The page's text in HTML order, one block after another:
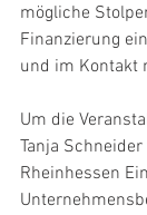
mögliche
Finanzierung
und im Kontakt
Um die
Tanja
Rheinhessen